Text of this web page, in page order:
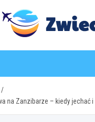
zwiedz.pl
na Zanzibarze – kiedy jechać